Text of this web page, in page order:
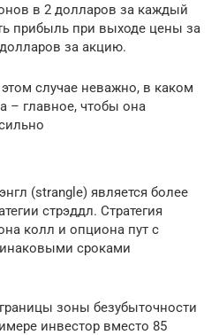
в 2 долларов за каждый
прибыль при выходе цены за
за акцию.
случае неважно, в каком
– главное, чтобы она
(strangle) является более
стрэддл. Стратегия
колл и опциона пут с
сроками
зоны безубыточности
инвестор вместо 85